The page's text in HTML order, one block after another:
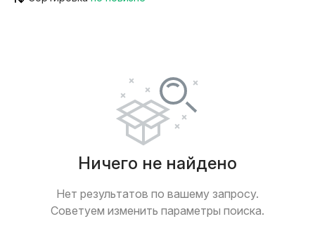
Ничего не найдено
Нет результатов по вашему запросу.
Советуем изменить параметры поиска.